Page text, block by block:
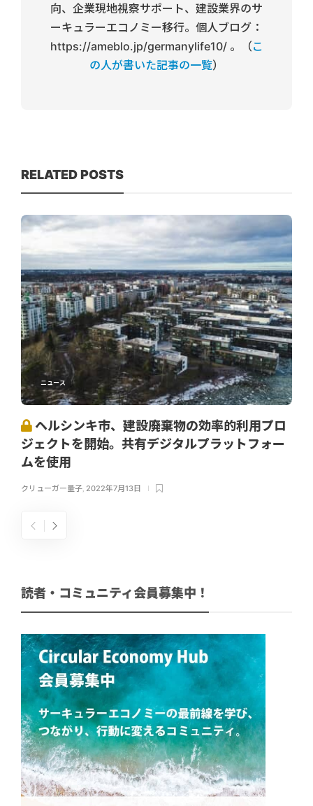
向、企業現地視察サポート、建設業界のサ
ーキュラーエコノミー移行。個人ブログ：
https://ameblo.jp/germanylife10/ 。（こ
の人が書いた記事の一覧）
RELATED POSTS
ニュース
ヘルシンキ市、建設廃棄物の効率的利用プロ
ジェクトを開始。共有デジタルプラットフォー
ムを使用
クリューガー量子 2022年7月13日
読者・コミュニティ会員募集中！